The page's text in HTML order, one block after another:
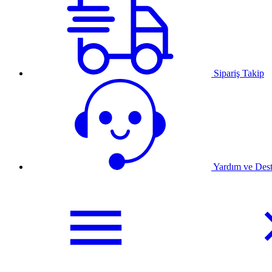
Sipariş Takip
Yardım ve